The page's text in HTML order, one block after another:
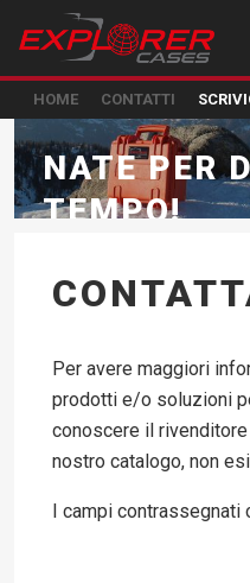
HOME CONTATTI
NATE PER
TEMPO!
Per avere maggiori
prodotti e/o soluzioni
conoscere il
nostro catalogo, non
I campi